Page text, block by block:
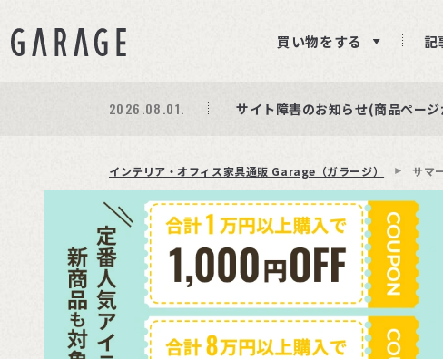
買い物をする 記
2026.08.03. 期間限定プレゼント│レビュー投
商品ページ障害復旧のお知らせ
2026.08.01. サイト障害のお知らせ(商品ペー
インテリア・オフィス家具通販 Garage（ガラージ） サマ